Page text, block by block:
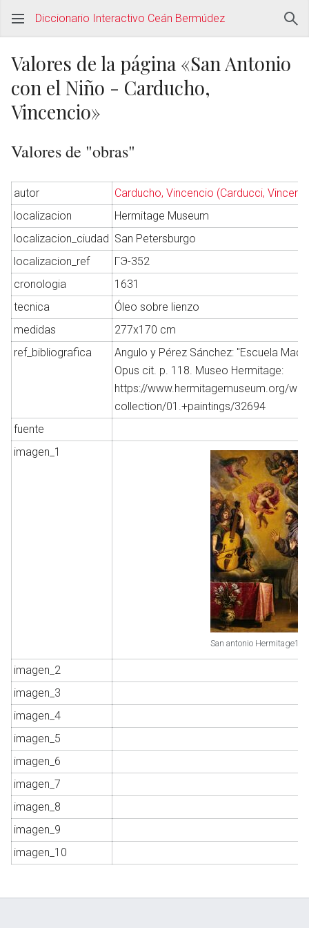
Diccionario Interactivo Ceán Bermúdez
Valores de la página «San Antonio
con el Niño - Carducho,
Vincencio»
Valores de "obras"
autor
Carducho, Vincencio (Carducci,
localizacion
Hermitage Museum
localizacion_ciudad San Petersburgo
localizacion_ref
ГЭ-352
cronologia
1631
tecnica
Óleo sobre lienzo
medidas
277x170 cm
ref_bibliografica
Angulo y Pérez Sánchez: ''Escuela
Opus cit. p. 118. Museo Hermitage:
https://www.hermitagemuseum.org/
collection/01.+paintings/32694
fuente
imagen_1
San antonio
imagen_2
imagen_3
imagen_4
imagen_5
imagen_6
imagen_7
imagen_8
imagen_9
imagen_10